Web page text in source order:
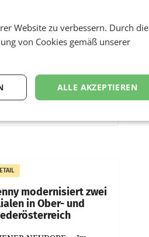
modernisiert zwei
in Ober- und
Website zu verbessern. Durch die
von Cookies gemäß unserer
ALLE AKZEPTIEREN